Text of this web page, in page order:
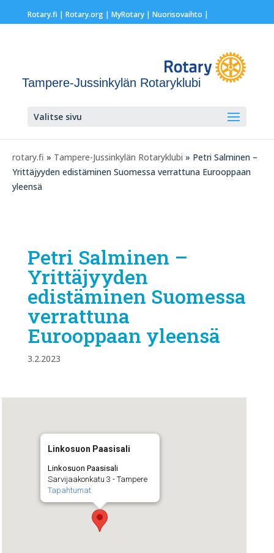
Rotary.fi | Rotary.org| MyRotary | Nuorisovaihto |
Tampere-Jussinkylän Rotaryklubi
Valitse sivu
rotary.fi » Tampere-Jussinkylän Rotaryklubi » Petri Salminen –
Yrittäjyyden edistäminen Suomessa verrattuna Eurooppaan
yleensä
Petri Salminen –
Yrittäjyyden
edistäminen Suomessa
verrattuna
Eurooppaan yleensä
3.2.2023
Linkosuon Paasisali
Linkosuon Paasisali
Sarvijaakonkatu 3 - Tampere
Tapahtumat